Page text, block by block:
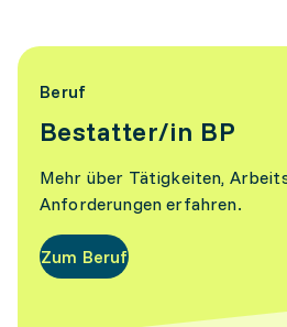
Beruf
Bestatter/in BP
Mehr über Tätigkeiten,
Anforderungen erfahren.
Zum Beruf